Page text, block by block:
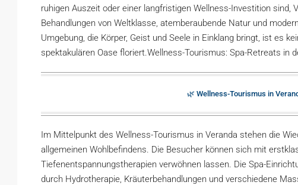
ruhigen Auszeit oder einer langfristigen Wellness-Investition sind,
Behandlungen von Weltklasse, atemberaubende Natur und
Umgebung, die Körper, Geist und Seele in Einklang bringt, ist es
spektakulären Oase floriert.Wellness-Tourismus: Spa-Retreats in
🌿 Wellness-Tourismus in
Im Mittelpunkt des Wellness-Tourismus in Veranda stehen die
allgemeinen Wohlbefindens. Die Besucher können sich mit
Tiefenentspannungstherapien verwöhnen lassen. Die Spa-
durch Hydrotherapie, Kräuterbehandlungen und verschiedene